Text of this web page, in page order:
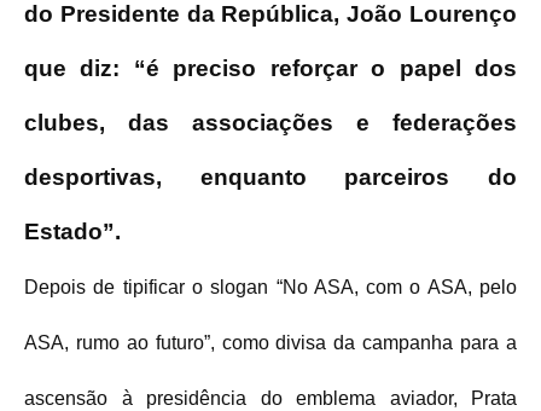
do Presidente da República, João Lourenço
que diz: “é preciso reforçar o papel dos
clubes, das associações e federações
desportivas, enquanto parceiros do
Estado”.
Depois de tipificar o slogan “No ASA, com o ASA, pelo
ASA, rumo ao futuro”, como divisa da campanha para a
ascensão à presidência do emblema aviador, Prata